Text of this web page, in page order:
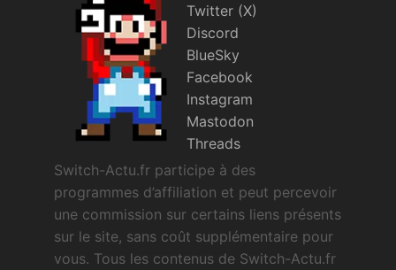
Twitter (X)
Discord
BlueSky
Facebook
Instagram
Mastodon
Threads
Switch-Actu.fr participe à des
programmes d’affiliation et peut percevoir
une commission sur certains liens présents
sur le site, sans coût supplémentaire pour
vous. Tous les contenus de Switch-Actu.fr